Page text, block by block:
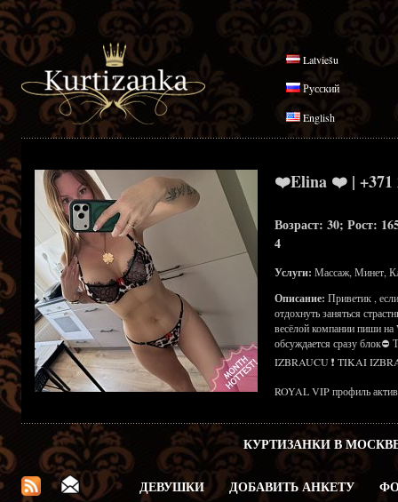
Latviešu
Русский
English
❤️Elina ❤️ | +371
Возраст: 30; Рост:
4
Услуги: Массаж, Минет,
Описание: Приветик ,
отдохнуть заняться
весёлой компании пиши
обсуждается сразу
IZBRAUCU ❗ TIKAI
ROYAL VIP профиль
КУРТИЗАНКИ В
ДЕВУШКИ ДОБАВИТЬ АНКЕТУ